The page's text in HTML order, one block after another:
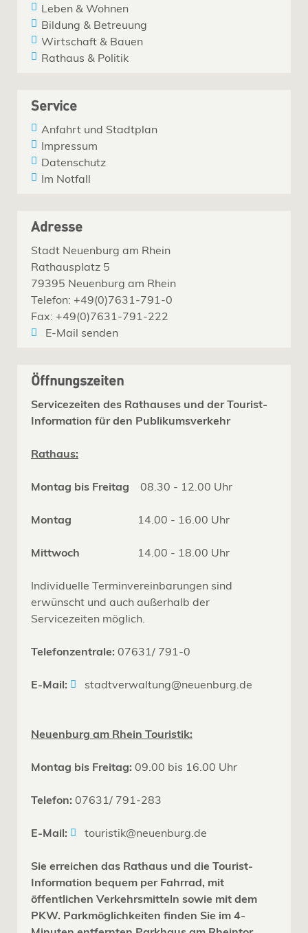
Leben & Wohnen
Bildung & Betreuung
Wirtschaft & Bauen
Rathaus & Politik
Service
Anfahrt und Stadtplan
Impressum
Datenschutz
Im Notfall
Adresse
Stadt Neuenburg am Rhein
Rathausplatz 5
79395 Neuenburg am Rhein
Telefon: +49(0)7631-791-0
Fax: +49(0)7631-791-222
E-Mail senden
Öffnungszeiten
Servicezeiten des Rathauses und der Tourist-
Information für den Publikumsverkehr
Rathaus:
Montag bis Freitag 08.30 - 12.00 Uhr
Montag 14.00 - 16.00 Uhr
Mittwoch 14.00 - 18.00 Uhr
Individuelle Terminvereinbarungen sind
erwünscht und auch außerhalb der
Servicezeiten möglich.
Telefonzentrale: 07631/ 791-0
E-Mail: stadtverwaltung@neuenburg.de
Neuenburg am Rhein Touristik:
Montag bis Freitag: 09.00 bis 16.00 Uhr
Telefon: 07631/ 791-283
E-Mail: touristik@neuenburg.de
Sie erreichen das Rathaus und die Tourist-
Information bequem per Fahrrad, mit
öffentlichen Verkehrsmitteln sowie mit dem
PKW. Parkmöglichkeiten finden Sie im 4-